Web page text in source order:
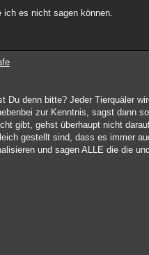
ich es nicht sagen können.
Du denn bitte? Jeder Tierquäler
zur Kenntnis, sagst dann
gibt, gehst überhaupt nicht
gestellt sind, dass es immer
und sagen ALLE die die